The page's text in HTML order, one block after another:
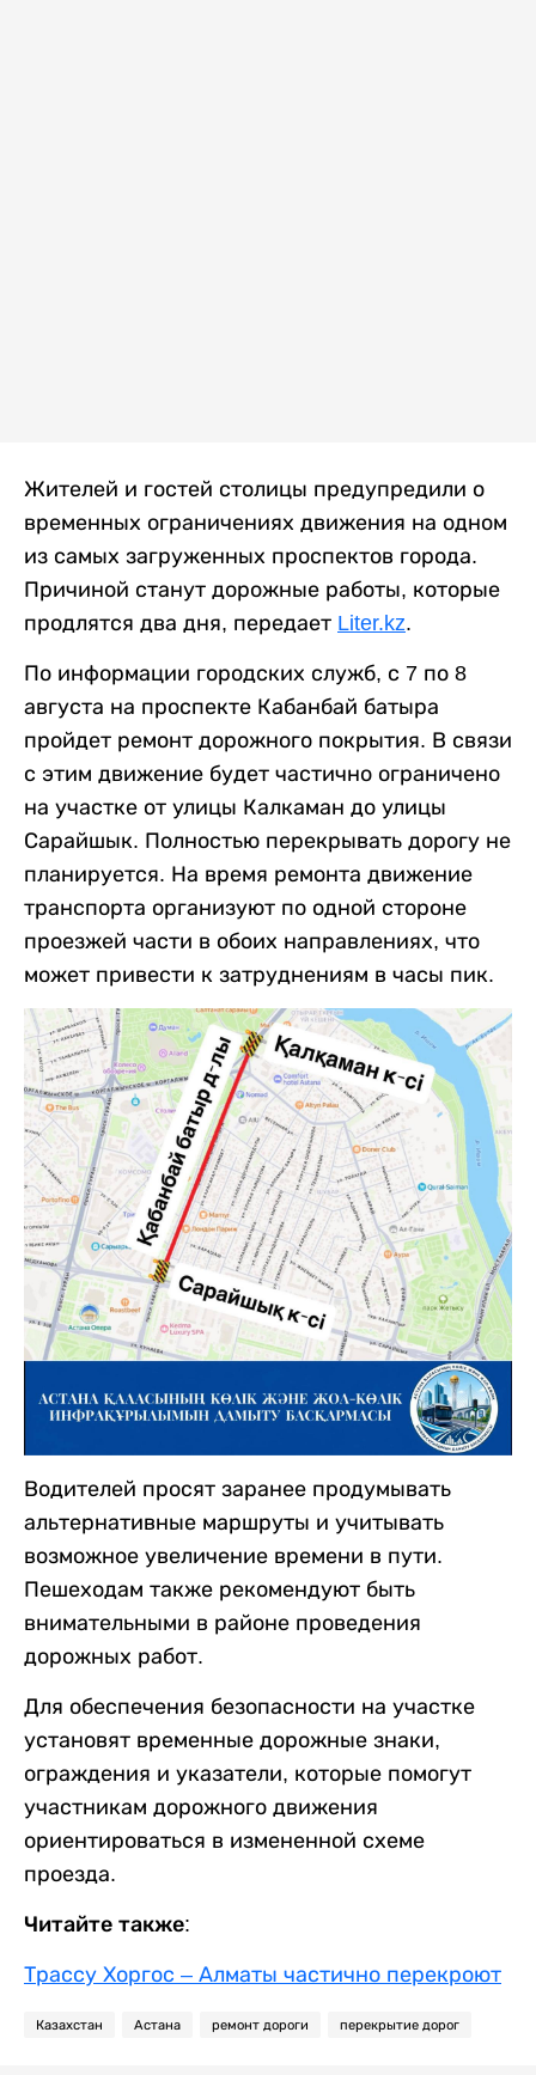
Жителей и гостей столицы предупредили о
временных ограничениях движения на одном
из самых загруженных проспектов города.
Причиной станут дорожные работы, которые
продлятся два дня, передает Liter.kz.
По информации городских служб, с 7 по 8
августа на проспекте Кабанбай батыра
пройдет ремонт дорожного покрытия. В связи
с этим движение будет частично ограничено
на участке от улицы Калкаман до улицы
Сарайшык. Полностью перекрывать дорогу не
планируется. На время ремонта движение
транспорта организуют по одной стороне
проезжей части в обоих направлениях, что
может привести к затруднениям в часы пик.
Водителей просят заранее продумывать
альтернативные маршруты и учитывать
возможное увеличение времени в пути.
Пешеходам также рекомендуют быть
внимательными в районе проведения
дорожных работ.
Для обеспечения безопасности на участке
установят временные дорожные знаки,
ограждения и указатели, которые помогут
участникам дорожного движения
ориентироваться в измененной схеме
проезда.
Читайте также:
Трассу Хоргос – Алматы частично перекроют
Казахстан Астана ремонт дороги перекрытие дорог